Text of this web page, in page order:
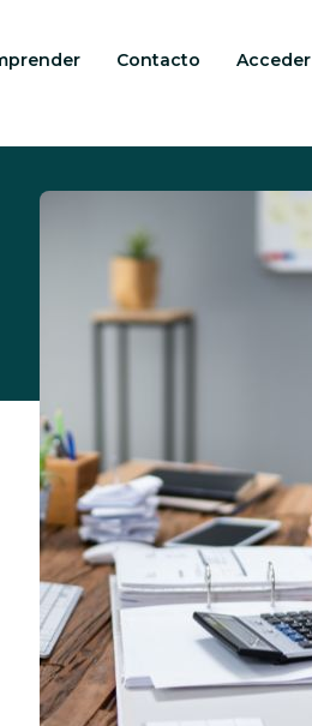
Contacto Acceder